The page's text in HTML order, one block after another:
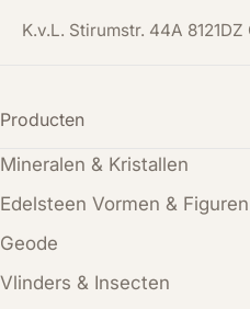
K.v.L. Stirumstr. 44A 8121DZ
Producten
Mineralen & Kristallen
Edelsteen Vormen & Figuren
Geode
Vlinders & Insecten